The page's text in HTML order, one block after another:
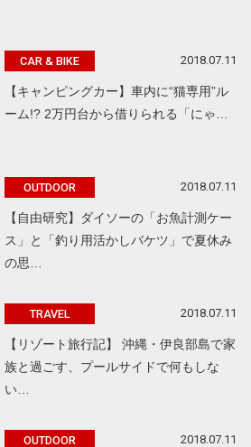
CAR & BIKE 2018.07.11
【キャンピングカー】車内に“猫専用”ル
ーム!? 2万円台から借りられる「にゃ…
OUTDOOR 2018.07.11
【自由研究】ダイソーの「お魚計測ケー
ス」と「釣り用活かしバケツ」で夏休み
の思…
TRAVEL 2018.07.11
【リゾート旅行記】 沖縄・伊良部島で家
族と過ごす、プールサイドで何もしな
い…
OUTDOOR 2018.07.11